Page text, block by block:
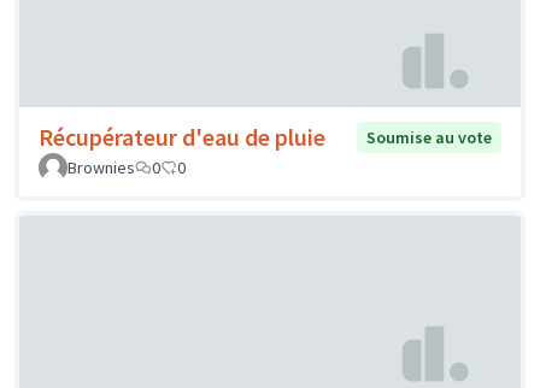
Récupérateur d'eau de pluie
Soumise au vote
Brownies
0 0